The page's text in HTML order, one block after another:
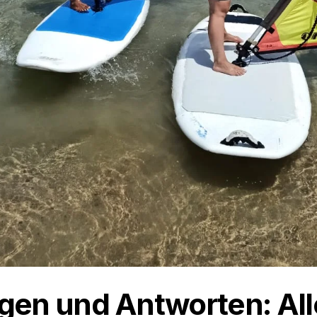
und Antworten: